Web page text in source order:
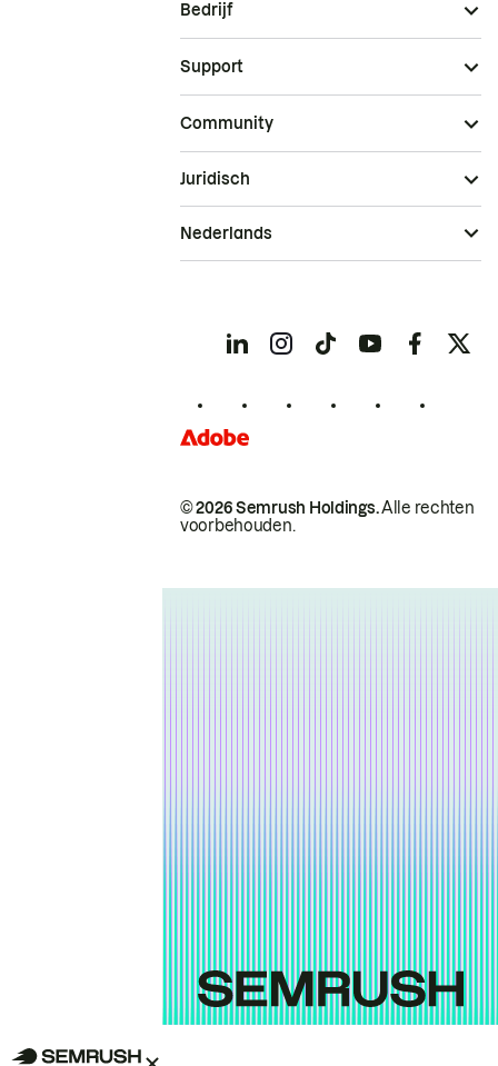
Bedrijf
Support
Community
© 2026 Semrush Holdings.Alle rechten
voorbehouden.
Juridisch
Nederlands